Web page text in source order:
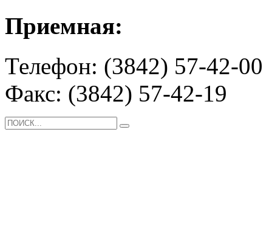
Приемная:
Телефон: (3842) 57-42-00
Факс: (3842) 57-42-19